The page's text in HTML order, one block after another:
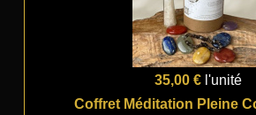
35,00 € l'unité
Coffret Méditation Pleine